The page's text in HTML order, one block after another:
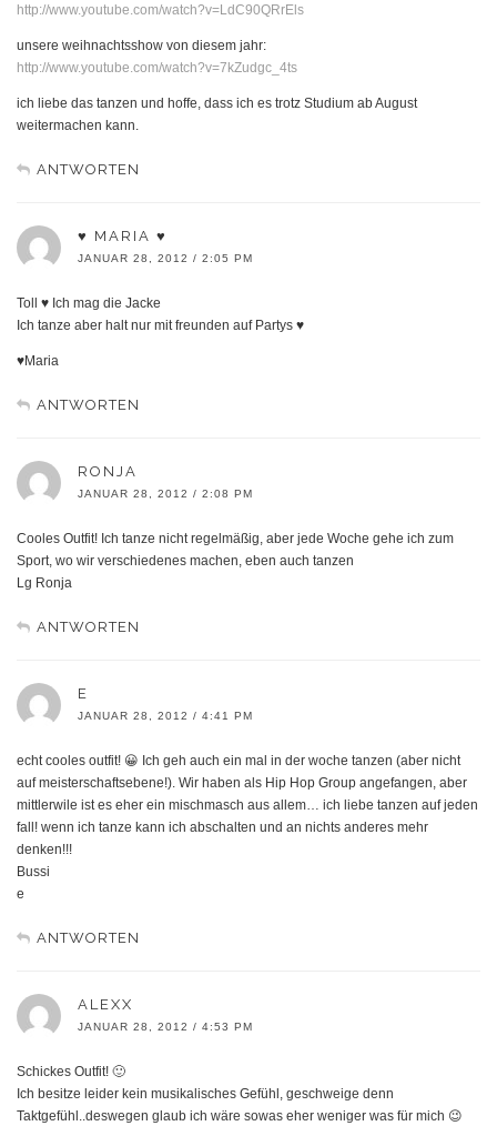
http://www.youtube.com/watch?v=LdC90QRrEls
unsere weihnachtsshow von diesem jahr:
http://www.youtube.com/watch?v=7kZudgc_4ts
ich liebe das tanzen und hoffe, dass ich es trotz Studium ab August
weitermachen kann.
ANTWORTEN
♥ MARIA ♥
JANUAR 28, 2012 / 2:05 PM
Toll ♥ Ich mag die Jacke
Ich tanze aber halt nur mit freunden auf Partys ♥
♥Maria
ANTWORTEN
RONJA
JANUAR 28, 2012 / 2:08 PM
Cooles Outfit! Ich tanze nicht regelmäßig, aber jede Woche gehe ich zum
Sport, wo wir verschiedenes machen, eben auch tanzen
Lg Ronja
ANTWORTEN
E
JANUAR 28, 2012 / 4:41 PM
echt cooles outfit! 😀 Ich geh auch ein mal in der woche tanzen (aber nicht
auf meisterschaftsebene!). Wir haben als Hip Hop Group angefangen, aber
mittlerwile ist es eher ein mischmasch aus allem… ich liebe tanzen auf jeden
fall! wenn ich tanze kann ich abschalten und an nichts anderes mehr
denken!!!
Bussi
e
ANTWORTEN
ALEXX
JANUAR 28, 2012 / 4:53 PM
Schickes Outfit! 🙂
Ich besitze leider kein musikalisches Gefühl, geschweige denn
Taktgefühl..deswegen glaub ich wäre sowas eher weniger was für mich 😉